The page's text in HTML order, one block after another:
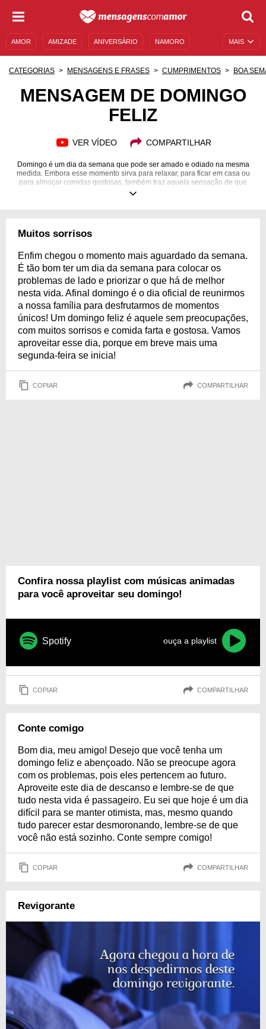
MAIS
AMOR AMIZADE ANIVERSÁRIO NAMORO
MENSAGENS DE ANIVERSÁRIO
CATEGORIAS MENSAGENS E FRASES CUMPRIMENTOS BOA
MENSAGEM DE DOMINGO
FELIZ
VER VÍDEO COMPARTILHAR
Domingo é um dia da semana que pode ser amado e odiado na mesma
medida. Embora esse momento sirva para relaxar, para ficar em casa ou
para almoçar comidas gostosas, também traz aquela sensação de que
está quase na hora de voltar para a rotina. E quando ouvimos aquela
Reconheça a importância de aproveitar essas horas de descanso e leve
Muitos sorrisos
Enfim chegou o momento mais aguardado da semana.
É tão bom ter um dia da semana para colocar os
problemas de lado e priorizar o que há de melhor
nesta vida. Afinal domingo é o dia oficial de reunirmos
a nossa família para desfrutarmos de momentos
únicos! Um domingo feliz é aquele sem preocupações,
com muitos sorrisos e comida farta e gostosa. Vamos
aproveitar esse dia, porque em breve mais uma
segunda-feira se inicia!
COPIAR COMPARTILHAR
Confira nossa playlist com músicas animadas
para você aproveitar seu domingo!
Spotify ouça a playlist
COPIAR COMPARTILHAR
Conte comigo
Bom dia, meu amigo! Desejo que você tenha um
domingo feliz e abençoado. Não se preocupe agora
com os problemas, pois eles pertencem ao futuro.
Aproveite este dia de descanso e lembre-se de que
tudo nesta vida é passageiro. Eu sei que hoje é um dia
difícil para se manter otimista, mas, mesmo quando
tudo parecer estar desmoronando, lembre-se de que
você não está sozinho. Conte sempre comigo!
COPIAR COMPARTILHAR
Revigorante